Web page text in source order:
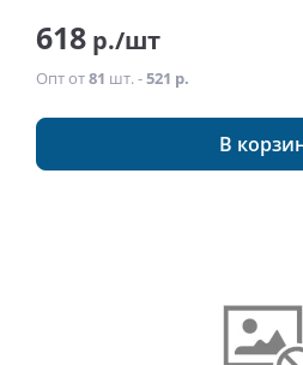
618 р./шт
Опт от81 шт. -521 р.
В